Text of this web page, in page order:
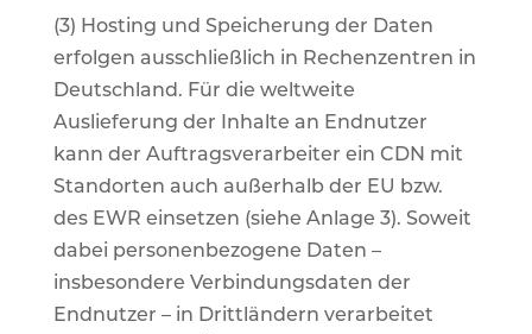
(3) Hosting und Speicherung der Daten
erfolgen ausschließlich in Rechenzentren in
Deutschland. Für die weltweite
Auslieferung der Inhalte an Endnutzer
kann der Auftragsverarbeiter ein CDN mit
Standorten auch außerhalb der EU bzw.
des EWR einsetzen (siehe Anlage 3). Soweit
dabei personenbezogene Daten –
insbesondere Verbindungsdaten der
Endnutzer – in Drittländern verarbeitet